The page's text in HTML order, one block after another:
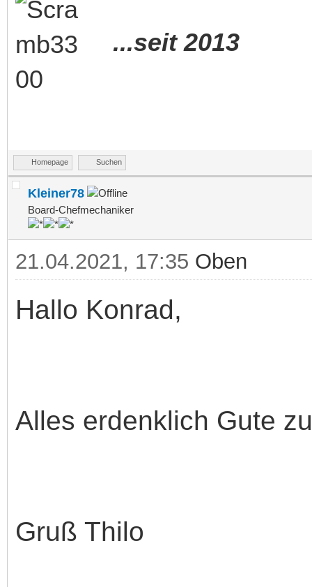
...seit 2013
Homepage Suchen
Kleiner78
Board-Chefmechaniker
21.04.2021, 17:35 Oben
Hallo Konrad,
Alles erdenklich Gute
Gruß Thilo